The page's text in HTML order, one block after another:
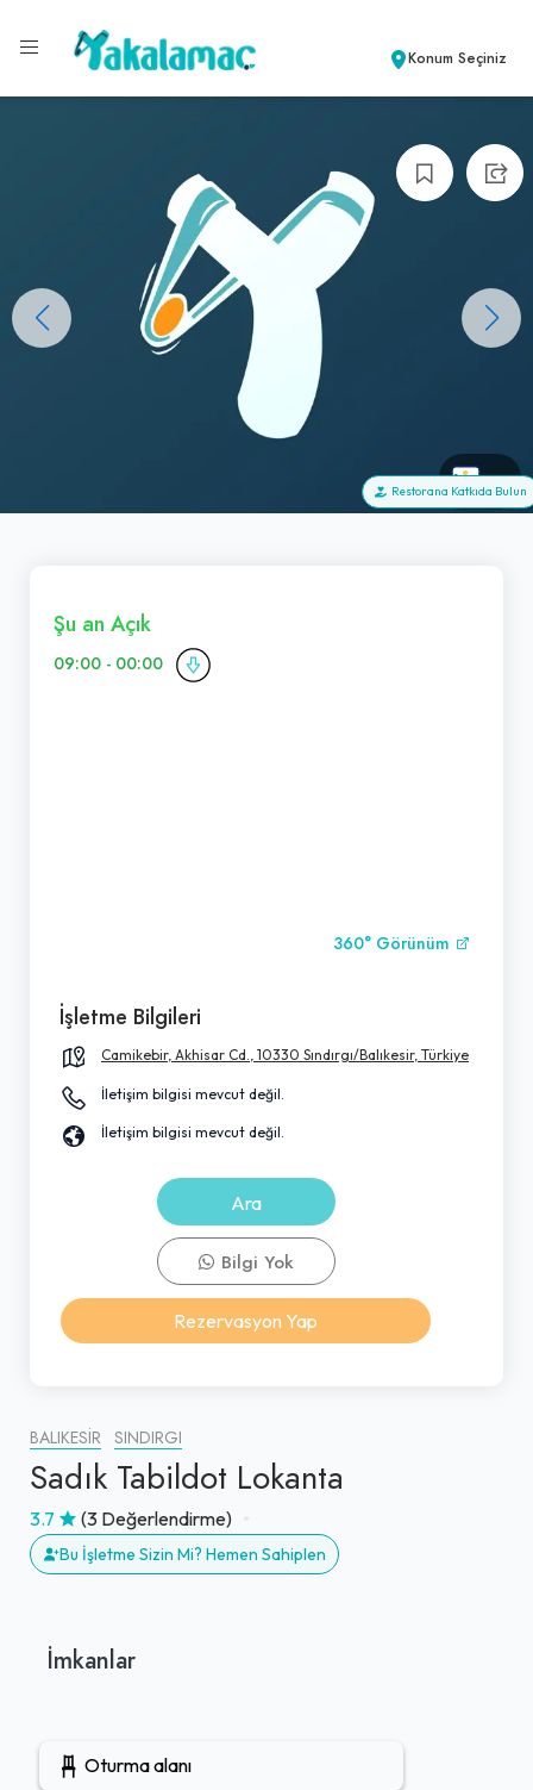
Konum Seçiniz
+1
Restorana Katkıda Bulun
BALIKESIR SINDIRGI
Sadık Tabildot Lokanta
3.7 (3 Değerlendirme)
Bu İşletme Sizin Mi? Hemen Sahiplen
İmkanlar
Oturma alanı
Şu an Açık
09:00 - 00:00
360° Görünüm
İşletme Bilgileri
Camikebir, Akhisar Cd., 10330 Sındırgı/Balıkesir, Türkiye
İletişim bilgisi mevcut değil.
İletişim bilgisi mevcut değil.
Ara
Bilgi Yok
Rezervasyon Yap